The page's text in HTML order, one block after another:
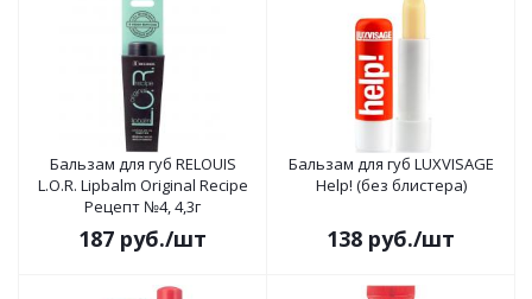
Бальзам для губ RELOUIS
L.O.R. Lipbalm Original Recipe
Рецепт №4, 4,3г
187 руб./шт
Бальзам для губ LUXVISAGE
Help! (без блистера)
138 руб./шт